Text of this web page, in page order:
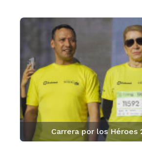
Carrera por los Héroes